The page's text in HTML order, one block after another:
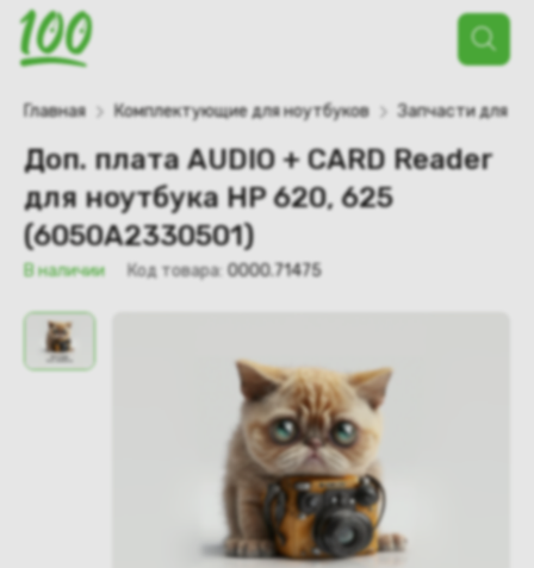
Поиск
товаров
Главная Комплектующие для ноутбуков Запчасти для
Доп. плата AUDIO + CARD Reader
для ноутбука HP 620, 625
(6050A2330501)
В наличии Код товара: 0000.71475